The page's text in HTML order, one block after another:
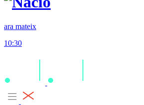
ara mateix
10:30